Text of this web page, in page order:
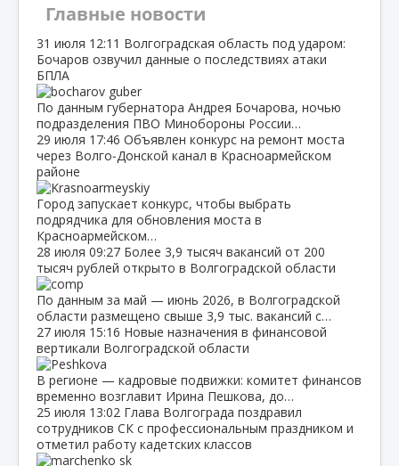
Главные новости
31 июля 12:11 Волгоградская область под ударом:
Бочаров озвучил данные о последствиях атаки
БПЛА
По данным губернатора Андрея Бочарова, ночью
подразделения ПВО Минобороны России…
29 июля 17:46 Объявлен конкурс на ремонт моста
через Волго‑Донской канал в Красноармейском
районе
Город запускает конкурс, чтобы выбрать
подрядчика для обновления моста в
Красноармейском…
28 июля 09:27 Более 3,9 тысяч вакансий от 200
тысяч рублей открыто в Волгоградской области
По данным за май — июнь 2026, в Волгоградской
области размещено свыше 3,9 тыс. вакансий с…
27 июля 15:16 Новые назначения в финансовой
вертикали Волгоградской области
В регионе — кадровые подвижки: комитет финансов
временно возглавит Ирина Пешкова, до…
25 июля 13:02 Глава Волгограда поздравил
сотрудников СК с профессиональным праздником и
отметил работу кадетских классов